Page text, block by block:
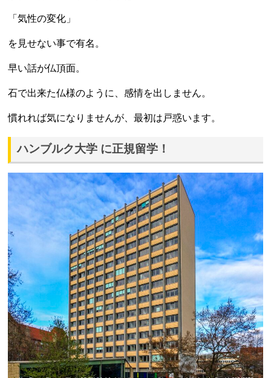
「気性の変化」
を見せない事で有名。
早い話が仏頂面。
石で出来た仏様のように、感情を出しません。
慣れれば気になりませんが、最初は戸惑います。
ハンブルク大学 に正規留学！